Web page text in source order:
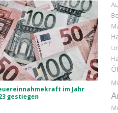
im Jahr
gestiegen